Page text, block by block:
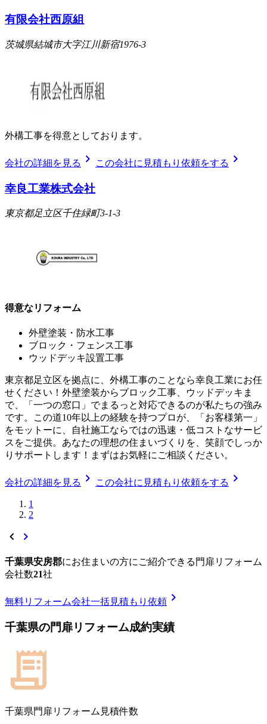
有限会社西原組
茨城県結城市大字江川新宿1976-3
外構工事を得意としております。
会社の詳細を見る chevron_right この会社に見積もり依頼をする chevron_right
幸良工業株式会社
東京都足立区千住緑町3-1-3
得意なリフォーム
外壁塗装・防水工事
ブロック・フェンス工事
ウッドデッキ設置工事
東京都足立区を拠点に、外構工事のことなら幸良工業にお任
せください！外壁塗装からブロック工事、ウッドデッキま
で、「一つの窓口」でまるっと対応できるのが私たちの強み
です。この道10年以上の経験を持つプロが、「お客様第一」
をモットーに、自社施工ならではの迅速・低コストなサービ
スをご提供。あなたの理想の住まいづくりを、笑顔でしっか
りサポートします！まずはお気軽にご相談ください。
会社の詳細を見る chevron_right この会社に見積もり依頼をする chevron_right
1
2
chevron_left chevron_right
千葉県安房郡にお住まいの方にご紹介できる 門扉リフォーム
会社数21社
無料リフォーム会社一括見積もり依頼 chevron_right
千葉県の門扉リフォーム成約実績
千葉県門扉リフォーム見積件数